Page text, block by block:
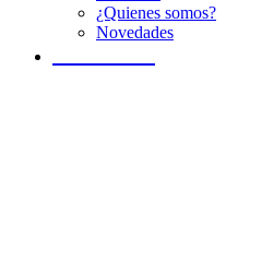
¿Quienes somos?
Novedades